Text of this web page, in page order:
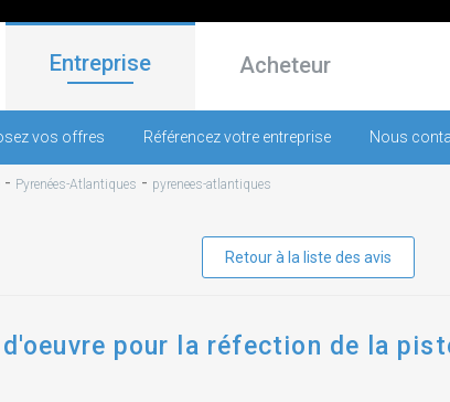
Entreprise Acheteur
vos offres Référencez votre entreprise Nous
- Pyrenées-Atlantiques - pyrenees-atlantiques
Retour à la liste des avis
pour la réfection de la